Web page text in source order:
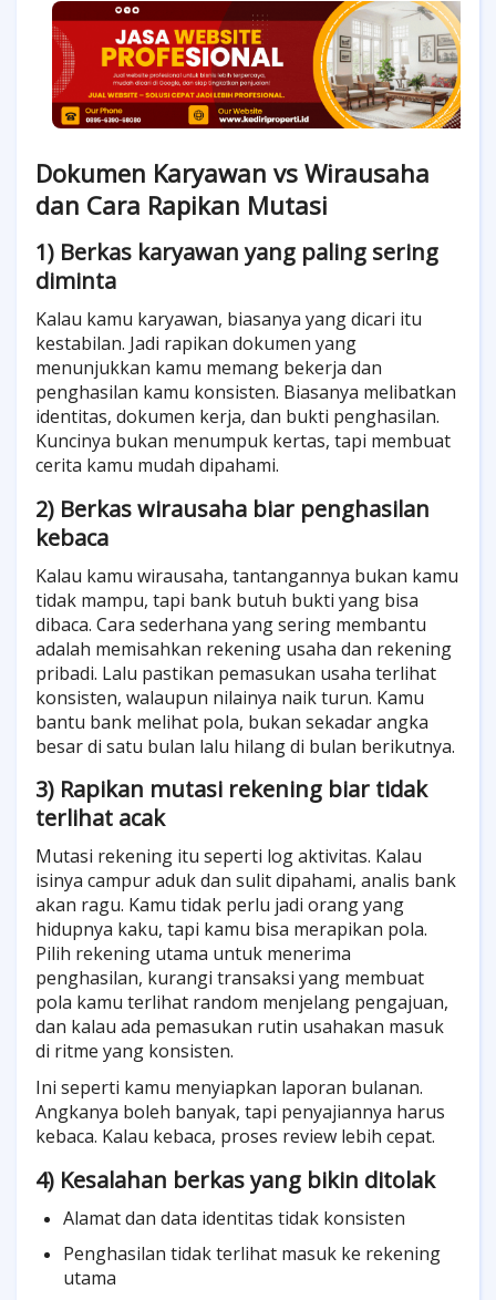
Dokumen Karyawan vs Wirausaha
dan Cara Rapikan Mutasi
1) Berkas karyawan yang paling sering
diminta
Kalau kamu karyawan, biasanya yang dicari itu
kestabilan. Jadi rapikan dokumen yang
menunjukkan kamu memang bekerja dan
penghasilan kamu konsisten. Biasanya melibatkan
identitas, dokumen kerja, dan bukti penghasilan.
Kuncinya bukan menumpuk kertas, tapi membuat
cerita kamu mudah dipahami.
2) Berkas wirausaha biar penghasilan
kebaca
Kalau kamu wirausaha, tantangannya bukan kamu
tidak mampu, tapi bank butuh bukti yang bisa
dibaca. Cara sederhana yang sering membantu
adalah memisahkan rekening usaha dan rekening
pribadi. Lalu pastikan pemasukan usaha terlihat
konsisten, walaupun nilainya naik turun. Kamu
bantu bank melihat pola, bukan sekadar angka
besar di satu bulan lalu hilang di bulan berikutnya.
3) Rapikan mutasi rekening biar tidak
terlihat acak
Mutasi rekening itu seperti log aktivitas. Kalau
isinya campur aduk dan sulit dipahami, analis bank
akan ragu. Kamu tidak perlu jadi orang yang
hidupnya kaku, tapi kamu bisa merapikan pola.
Pilih rekening utama untuk menerima
penghasilan, kurangi transaksi yang membuat
pola kamu terlihat random menjelang pengajuan,
dan kalau ada pemasukan rutin usahakan masuk
di ritme yang konsisten.
Ini seperti kamu menyiapkan laporan bulanan.
Angkanya boleh banyak, tapi penyajiannya harus
kebaca. Kalau kebaca, proses review lebih cepat.
4) Kesalahan berkas yang bikin ditolak
Alamat dan data identitas tidak konsisten
Penghasilan tidak terlihat masuk ke rekening
utama